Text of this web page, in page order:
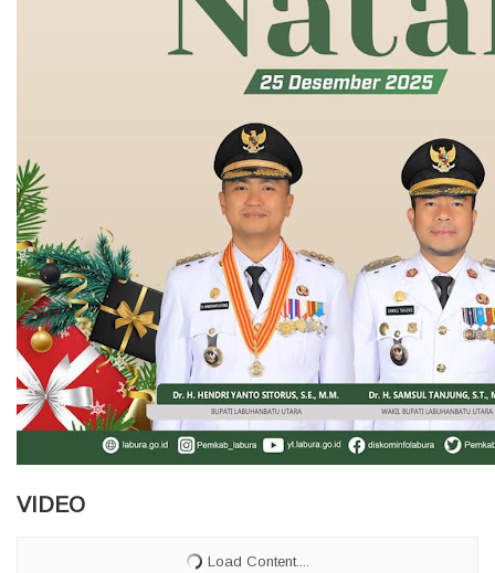
VIDEO